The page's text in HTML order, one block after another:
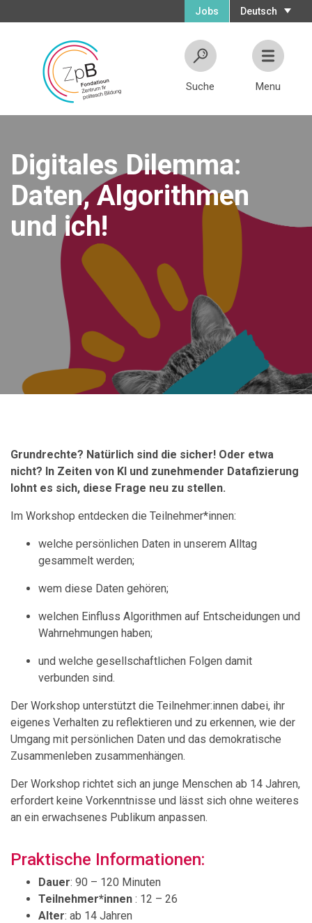
Deutsch
Jobs
Suche Menu
Digitales Dilemma:
Daten, Algorithmen
und ich!
Grundrechte? Natürlich sind die sicher! Oder etwa
nicht? In Zeiten von KI und zunehmender Datafizierung
lohnt es sich, diese Frage neu zu stellen.
Im Workshop entdecken die Teilnehmer*innen:
welche persönlichen Daten in unserem Alltag
gesammelt werden;
wem diese Daten gehören;
welchen Einfluss Algorithmen auf Entscheidungen und
Wahrnehmungen haben;
und welche gesellschaftlichen Folgen damit
verbunden sind.
Der Workshop unterstützt die Teilnehmer:innen dabei, ihr
eigenes Verhalten zu reflektieren und zu erkennen, wie der
Umgang mit persönlichen Daten und das demokratische
Zusammenleben zusammenhängen.
Der Workshop richtet sich an junge Menschen ab 14 Jahren,
erfordert keine Vorkenntnisse und lässt sich ohne weiteres
an ein erwachsenes Publikum anpassen.
Praktische Informationen:
Dauer: 90 – 120 Minuten
Teilnehmer*innen : 12 – 26
Alter: ab 14 Jahren